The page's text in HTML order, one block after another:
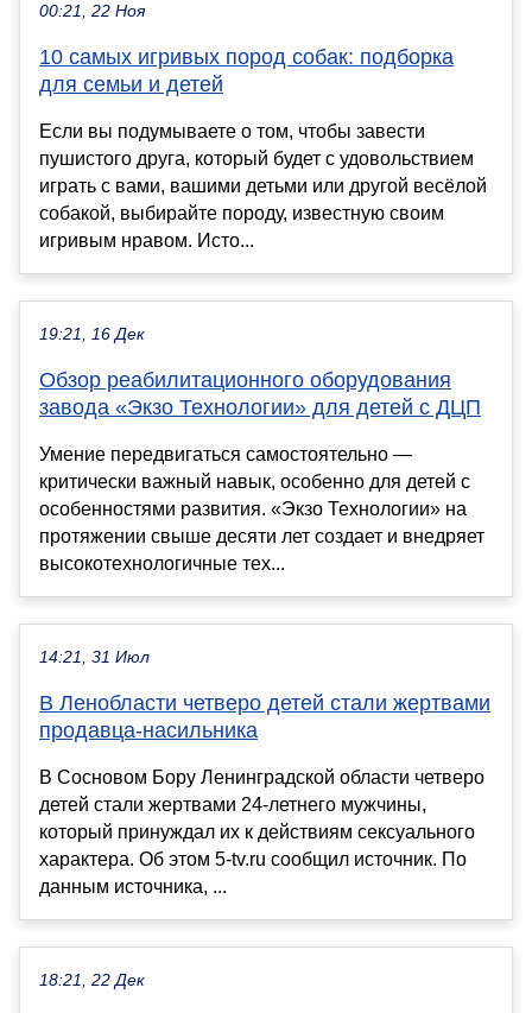
00:21, 22 Ноя
10 самых игривых пород собак: подборка
для семьи и детей
Если вы подумываете о том, чтобы завести
пушистого друга, который будет с удовольствием
играть с вами, вашими детьми или другой весёлой
собакой, выбирайте породу, известную своим
игривым нравом. Исто...
19:21, 16 Дек
Обзор реабилитационного оборудования
завода «Экзо Технологии» для детей с ДЦП
Умение передвигаться самостоятельно —
критически важный навык, особенно для детей с
особенностями развития. «Экзо Технологии» на
протяжении свыше десяти лет создает и внедряет
высокотехнологичные тех...
14:21, 31 Июл
В Ленобласти четверо детей стали жертвами
продавца-насильника
В Сосновом Бору Ленинградской области четверо
детей стали жертвами 24-летнего мужчины,
который принуждал их к действиям сексуального
характера. Об этом 5-tv.ru сообщил источник. По
данным источника, ...
18:21, 22 Дек